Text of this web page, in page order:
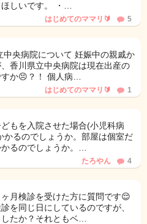
しいです。 ・…
はじめてのママリ🔰 5
中央病院について 妊娠中の親戚か
香川県立中央病院は現在出産の
か😣？！ 個人病…
はじめてのママリ🔰 1
もを入院させた場合(小児科病
かるのでしょうか。部屋は個室だ
るのでしょうか。…
たろやん 4
月検診を受けた方に質問です😌
を同じ日にしているのですが、
たか？それともベ…